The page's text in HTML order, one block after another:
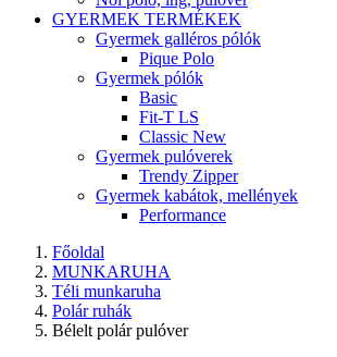
GYERMEK TERMÉKEK
Gyermek galléros pólók
Pique Polo
Gyermek pólók
Basic
Fit-T LS
Classic New
Gyermek pulóverek
Trendy Zipper
Gyermek kabátok, mellények
Performance
Főoldal
MUNKARUHA
Téli munkaruha
Polár ruhák
Bélelt polár pulóver